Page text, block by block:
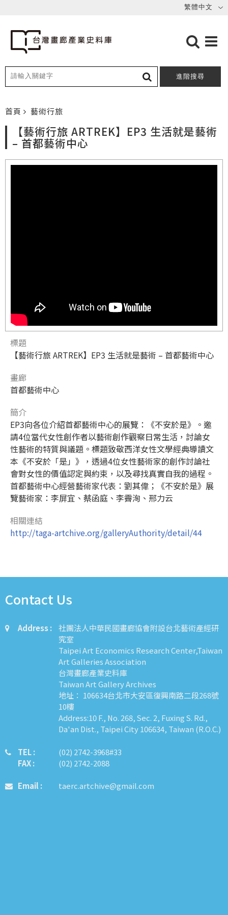
進階搜尋
首頁 藝術行旅
【藝術行旅 ARTREK】EP3 生活就是藝術
– 首都藝術中心
標題
【藝術行旅 ARTREK】EP3 生活就是藝術 – 首都藝術中心
畫廊
首都藝術中心
簡介
EP3向各位介紹首都藝術中心的展覽：《不安於是》。邀
請4位當代女性創作者以藝術創作觀察日常生活，討論女
性藝術的特質與議題。標題致敬西洋女性文學經典導讀文
本《不安於「是」》，透過4位女性藝術家的創作討論社
會對女性的價值認定與約束，以及尋找真實自我的過程。
首都藝術中心經營藝術家代表：劉其偉；《不安於是》展
覽藝術家：李屏宜、蔡函庭、李霽洵、邢力云
相關連結
http://taga-artchive.org/galleryAuthority/detail/44
Contact Us
Address :
社團法人中華民國畫廊協會附設台北藝術產經研
究室
Taipei Art Economics Research Center,Taiwan
Art Galleries Association
台灣畫廊產業史料庫
Taiwan Art Gallery Archives
地址： 106634台北市大安區復興南路二段268號
10樓
Address:10 F., No. 268, Sec. 2, Fuxing S. Rd.,
Da'an Dist., Taipei City 106634, Taiwan (R.O.C.)
TEL :
FAX :
​​​​(02) 2742-3968#33
(02) 2742-2088
Email : taerc.artchive@gmail.com